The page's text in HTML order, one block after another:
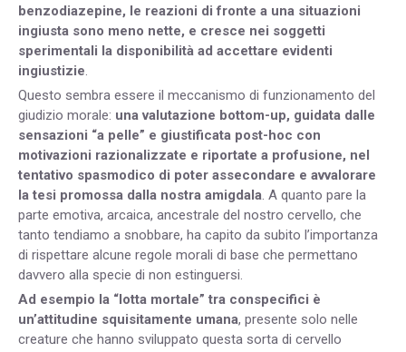
benzodiazepine, le reazioni di fronte a una situazioni
ingiusta sono meno nette, e cresce nei soggetti
sperimentali la disponibilità ad accettare evidenti
ingiustizie.
Questo sembra essere il meccanismo di funzionamento del
giudizio morale: una valutazione bottom-up, guidata dalle
sensazioni “a pelle” e giustificata post-hoc con
motivazioni razionalizzate e riportate a profusione, nel
tentativo spasmodico di poter assecondare e avvalorare
la tesi promossa dalla nostra amigdala. A quanto pare la
parte emotiva, arcaica, ancestrale del nostro cervello, che
tanto tendiamo a snobbare, ha capito da subito l’importanza
di rispettare alcune regole morali di base che permettano
davvero alla specie di non estinguersi.
Ad esempio la “lotta mortale” tra conspecifici è
un’attitudine squisitamente umana, presente solo nelle
creature che hanno sviluppato questa sorta di cervello